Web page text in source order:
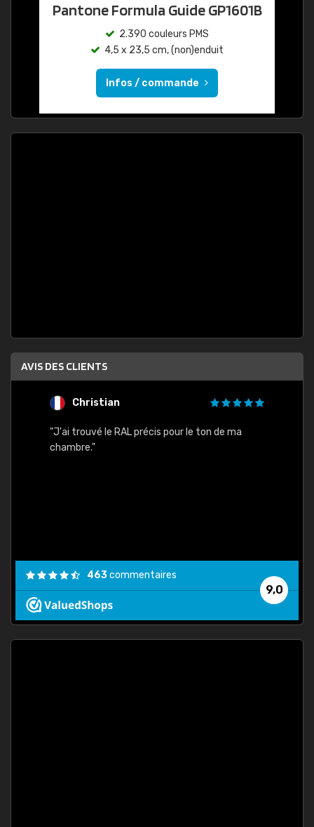
Pantone Formula Guide GP1601B
2.390 couleurs PMS
4,5 x 23,5 cm, (non)enduit
Infos / commande
AVIS DES CLIENTS
Christian
"J'ai trouvé le RAL précis pour le ton de ma
chambre."
9,0
463commentaires